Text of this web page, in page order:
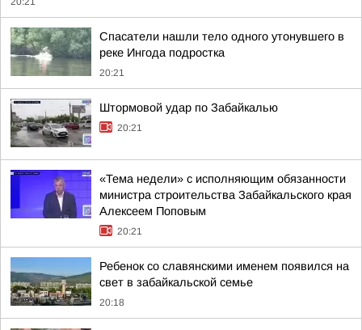
Спасатели нашли тело одного утонувшего в
реке Ингода подростка
20:21
Штормовой удар по Забайкалью
20:21
«Тема недели» с исполняющим обязанности
министра строительства Забайкальского края
Алексеем Поповым
20:21
Ребенок со славянскими именем появился на
свет в забайкальской семье
20:18